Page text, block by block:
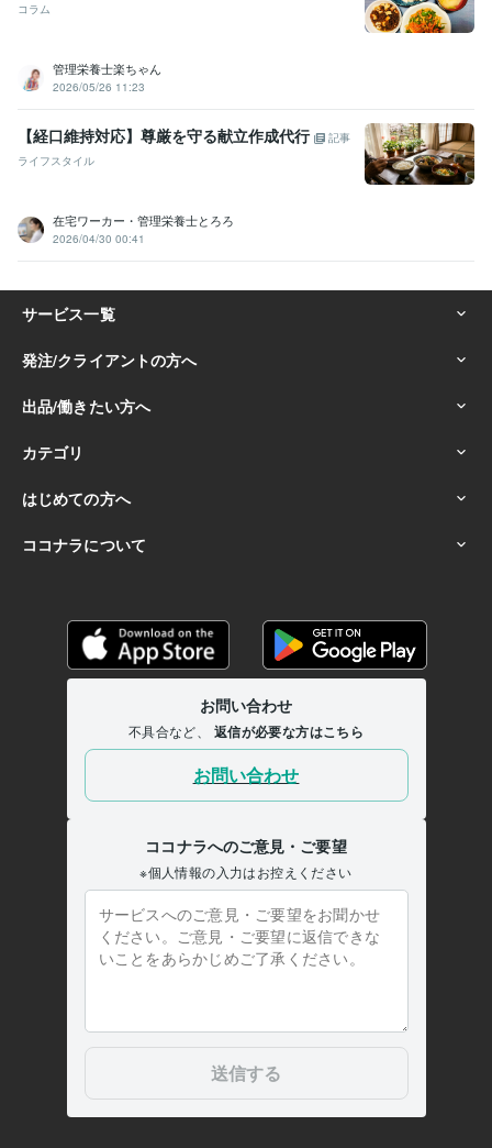
コラム
管理栄養士楽ちゃん
2026/05/26 11:23
【経口維持対応】尊厳を守る献立作成代行
記事
ライフスタイル
在宅ワーカー・管理栄養士とろろ
2026/04/30 00:41